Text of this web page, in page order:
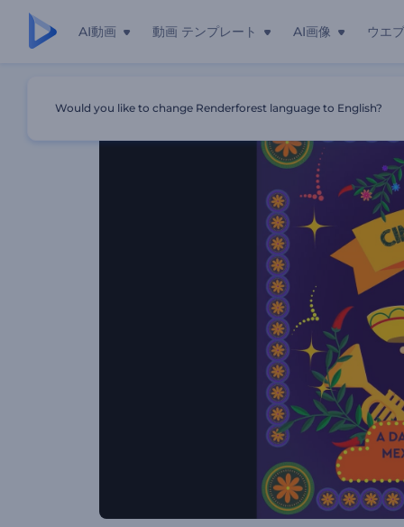
AI動画 動画 テンプレート AI画像 ウエ
Would you like to change Renderforest language to English?